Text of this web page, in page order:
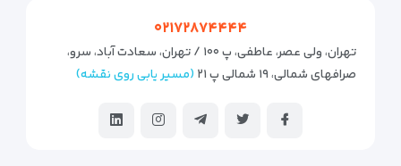
۰۲۱۷۲۸۷۴۴۴۴
تهران، ولی عصر، عاطفی، پ ۱۰۰ / تهران، سعادت آباد، سرو،
صرافهای شمالی، ۱۹ شمالی پ ۲۱
(مسیر یابی روی نقشه)